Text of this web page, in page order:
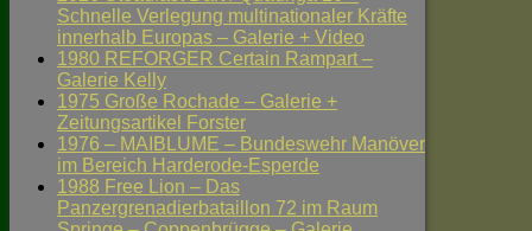
Schnelle Verlegung multinationaler Kräfte
innerhalb Europas – Galerie + Video
1980 REFORGER Certain Rampart –
Galerie Kelly
1975 Große Rochade – Galerie +
Zeitungsartikel Forster
1976 – MAIBLUME – Bundeswehr Manöver
im Bereich Harderode-Esperde
1988 Free Lion – Das
Panzergrenadierbataillon 72 im Raum